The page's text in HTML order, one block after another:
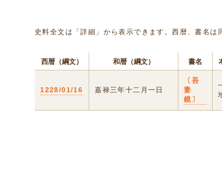
史料全文は「詳細」から表示できます。西暦、書名
西暦（綱文） 和暦（綱文） 書名
1228/01/16 嘉禄三年十二月一日
〔吾
妻
鏡〕